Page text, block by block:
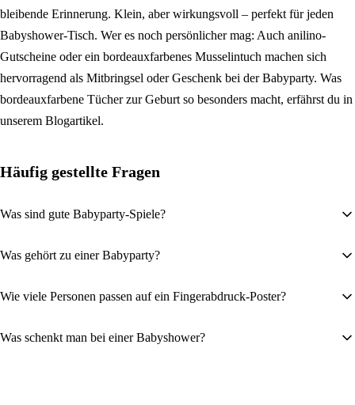
bleibende Erinnerung. Klein, aber wirkungsvoll – perfekt für jeden
Babyshower-Tisch. Wer es noch persönlicher mag: Auch anilino-
Gutscheine oder ein bordeauxfarbenes Musselintuch machen sich
hervorragend als Mitbringsel oder Geschenk bei der Babyparty. Was
bordeauxfarbene Tücher zur Geburt so besonders macht, erfährst du in
unserem Blogartikel.
Häufig gestellte Fragen
Was sind gute Babyparty-Spiele?
Was gehört zu einer Babyparty?
Wie viele Personen passen auf ein Fingerabdruck-Poster?
Was schenkt man bei einer Babyshower?